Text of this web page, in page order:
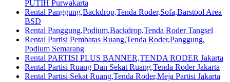
PUTIH Purwakarta
Rental Panggung,Backdrop,Tenda Roder,Sofa,Barstool Area
BSD
Rental Panggung,Podium,Backdrop,Tenda Roder Tangsel
Rental Partisi Pembatas Ruang,Tenda Roder,Panggung,
Podium Semarang
Rental PARTISI PLUS BANNER,TENDA RODER Jakarta
Rental Partisi Ruang Dan Sekat Ruang,Tenda Roder Jakarta
Rental Partisi Sekat Ruang,Tenda Roder,Meja Partisi Jakarta